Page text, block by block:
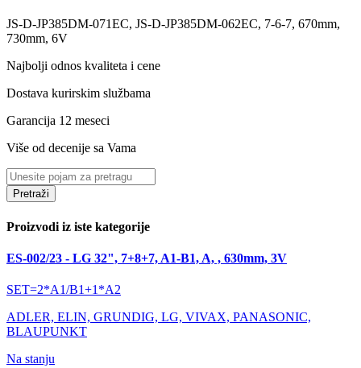
JS-D-JP385DM-071EC, JS-D-JP385DM-062EC, 7-6-7, 670mm,
730mm, 6V
Najbolji odnos kvaliteta i cene
Dostava kurirskim službama
Garancija 12 meseci
Više od decenije sa Vama
Pretraži
Proizvodi iz iste kategorije
ES-002/23 - LG 32", 7+8+7, A1-B1, A, , 630mm, 3V
SET=2*A1/B1+1*A2
ADLER, ELIN, GRUNDIG, LG, VIVAX, PANASONIC,
BLAUPUNKT
Na stanju